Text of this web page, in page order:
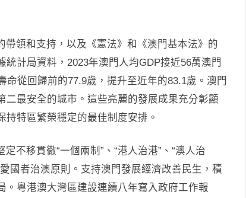
領和支持，以及《憲法》和《澳門基本法》的
計局資料，2023年澳門人均GDP接近56萬澳門
從回歸前的77.9歲，提升至近年的83.1歲。澳門
最安全的城市。這些亮麗的發展成果充分彰顯
特區繁榮穩定的最佳制度安排。
不移貫徹“一個兩制”、“港人治港”、“澳人治
國者治澳原則。支持澳門發展經濟改善民生，積
粵港澳大灣區建設連續八年寫入政府工作報